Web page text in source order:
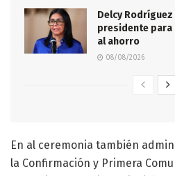
Delcy
presidente para
al ahorro
08/08/2026
En al ceremonia también
la Confirmación y Primera